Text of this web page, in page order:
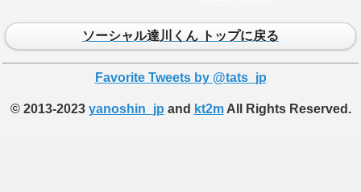
ソーシャル達川くん トップに戻る
Favorite Tweets by @tats_jp
© 2013-2023 yanoshin_jp and kt2mAll Rights Reserved.